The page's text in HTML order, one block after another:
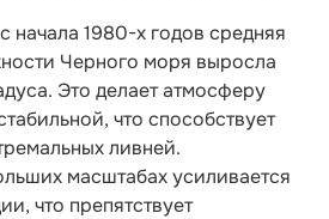
начала 1980-х годов средняя
Черного моря выросла
Это делает атмосферу
что способствует
ливней.
масштабах усиливается
что препятствует